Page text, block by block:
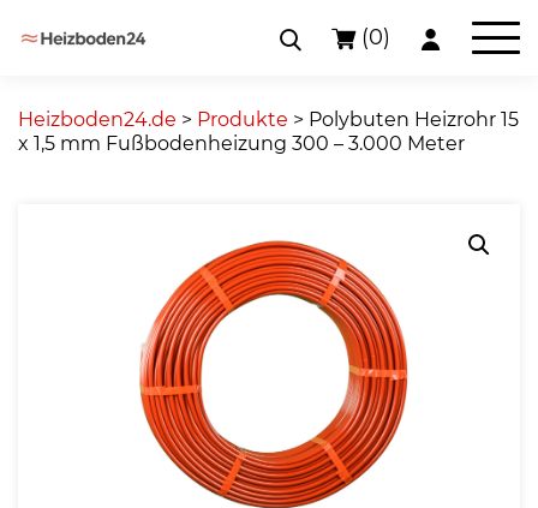
content
(0)
Heizboden24.de > Produkte > Polybuten Heizrohr 15
x 1,5 mm Fußbodenheizung 300 – 3.000 Meter